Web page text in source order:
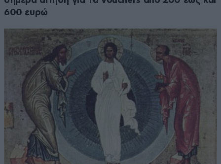
600 ευρώ